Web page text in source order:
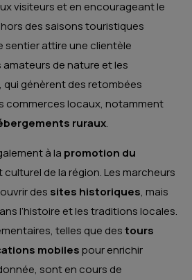
visiteurs et en encourageant le
des saisons touristiques
sentier attire une clientèle
de nature et les
qui génèrent des retombées
commerces locaux, notamment
ruraux.
à la promotion du
culturel de la région. Les marcheurs
des sites historiques, mais
l’histoire et les traditions locales.
telles que destours
mobilespour enrichir
sont en cours de